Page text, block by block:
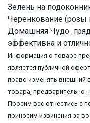
Зелень на
Черенкование (розы
Домашняя
эффективна и
Информация о товаре
является публичной
право изменять внешний
товара, предварительно
Просим вас отнестись с
приносим извинения за